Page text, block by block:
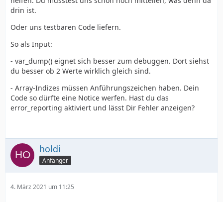
drin ist.
Oder uns testbaren Code liefern.
So als Input:
- var_dump() eignet sich besser zum debuggen. Dort siehst
du besser ob 2 Werte wirklich gleich sind.
- Array-Indizes müssen Anführungszeichen haben. Dein
Code so dürfte eine Notice werfen. Hast du das
error_reporting aktiviert und lässt Dir Fehler anzeigen?
holdi
Anfänger
4. März 2021 um 11:25